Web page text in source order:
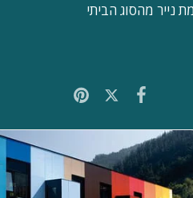
נייר מהסוג הביתי